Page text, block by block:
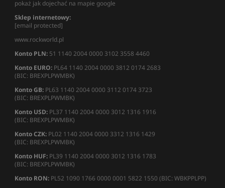
pokaż jak dojechać na mapie google
Sklep internetowy:
[email protected]
www.rockworld.pl
Konto PLN: 51 1140 2004 0000 3102 3558 4460
Konto EURO: PL64 1140 2004 0000 3812 0174 2683
(BIC: BREXPLPWMBK)
Konto GB: PL63 1140 2004 0000 3112 0174 3723
(BIC: BREXPLPWMBK)
Konto USD: PL37 1140 2004 0000 3012 1316 1916
(BIC: BREXPLPWMBK)
Konto CZK: PL02 1140 2004 0000 3312 1316 1429
(BIC: BREXPLPWMBK)
Konto HUF: PL39 1140 2004 0000 3012 1316 1783
(BIC: BREXPLPWMBK)
Konto RON: PL52 1090 1766 0000 0001 5822 1550 (BIC: WBKPPLPP)